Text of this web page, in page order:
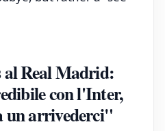
al Real Madrid:
con l'Inter,
un arrivederci"